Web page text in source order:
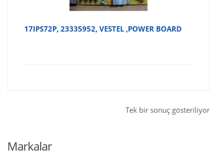
17IPS72P, 23335952, VESTEL ,POWER BOARD
Tek bir sonuç gösteriliyor
Markalar